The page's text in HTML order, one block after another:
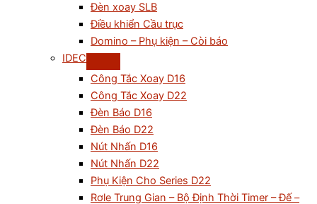
Đèn xoay SLB
Điều khiển Cầu trục
Domino – Phụ kiện – Còi báo
IDEC
Công Tắc Xoay D16
Công Tắc Xoay D22
Đèn Báo D16
Đèn Báo D22
Nút Nhấn D16
Nút Nhấn D22
Phụ Kiện Cho Series D22
Rơle Trung Gian – Bộ Định Thời Timer – Đế –